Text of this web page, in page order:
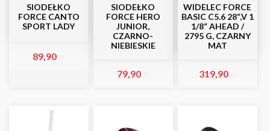
SIODEŁKO
FORCE CANTO
SPORT LADY
89,90
SIODEŁKO
FORCE HERO
JUNIOR,
CZARNO-
NIEBIESKIE
79,90
WIDELEC FORCE
BASIC C5.6 28“,V 1
1/8“ AHEAD /
2795 G, CZARNY
MAT
319,90